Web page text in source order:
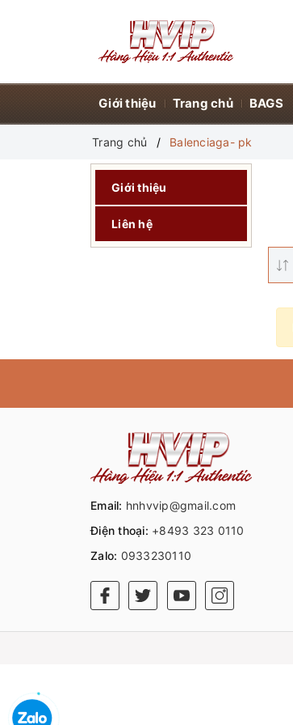
Giới thiệu Trang chủ BAGS
Trang chủ Balenciaga- pk
Giới thiệu
Liên hệ
Email: hnhvvip@gmail.com
Điện thoại: +8493 323 0110
Zalo: 0933230110